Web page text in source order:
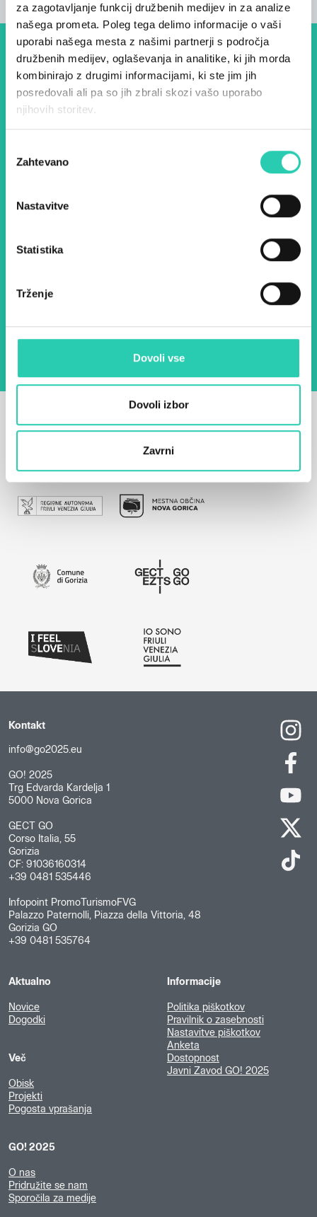
za zagotavljanje funkcij družbenih medijev in za analize
našega prometa. Poleg tega delimo informacije o vaši
uporabi našega mesta z našimi partnerji s področja
družbenih medijev, oglaševanja in analitike, ki jih morda
kombinirajo z drugimi informacijami, ki ste jim jih
posredovali ali pa so jih zbrali skozi vašo uporabo
njihovih storitev.
soglasja
Zahtevano
Nastavitve
Statistika
Trženje
Dovoli vse
Dovoli izbor
Zavrni
Dogodki, članki in zgodbe iz
evropske prestolnice kulture
– prijavite se na naš novičnik
in ostanite na tekočem z
našimi aktivnostmi.
Ime *
Z uporabo tega obrazca potrjujem, da sem
Kontakt
info@go2025.eu
GO! 2025
Trg Edvarda Kardelja 1
5000 Nova Gorica
GECT GO
Corso Italia, 55
Gorizia
CF: 91036160314
+39 0481 535446
Infopoint PromoTurismoFVG
Palazzo Paternolli, Piazza della Vittoria, 48
Gorizia GO
+39 0481 535764
Aktualno
Novice
Dogodki
Več
Obisk
Projekti
Pogosta vprašanja
GO! 2025
O nas
Pridružite se nam
Sporočila za medije
Informacije
Politika piškotkov
Pravilnik o zasebnosti
Nastavitve piškotkov
Anketa
Dostopnost
Javni Zavod GO! 2025